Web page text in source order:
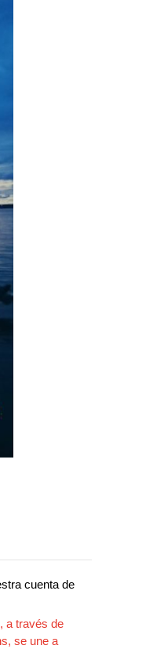
cuenta de
a través de
se une a